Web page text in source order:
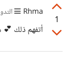
لأنه ليس
1
Rhma
أتفهم ذلك 💕